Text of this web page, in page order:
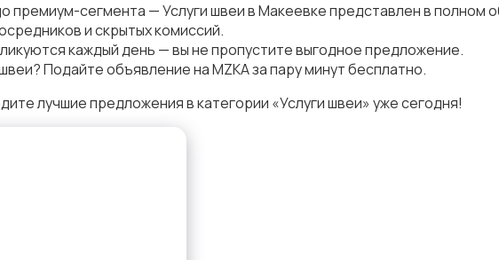
премиум-сегмента — Услуги швеи в Макеевке представлен в полном
и скрытых комиссий.
каждый день — вы не пропустите выгодное предложение.
Подайте объявление на MZKA за пару минут бесплатно.
лучшие предложения в категории «Услуги швеи» уже сегодня!